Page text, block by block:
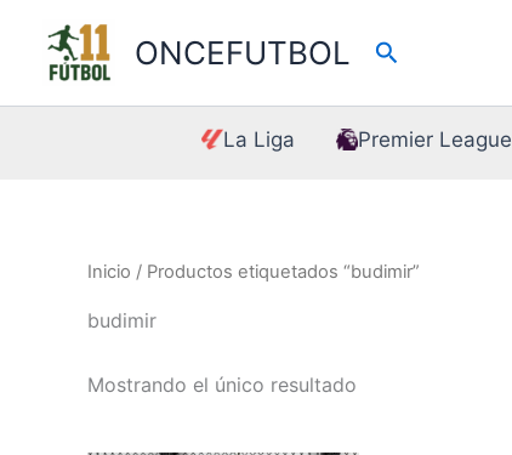
contenido
ONCEFUTBOL Buscar
La Liga Premier League
Inicio / Productos etiquetados “budimir”
budimir
Mostrando el único resultado